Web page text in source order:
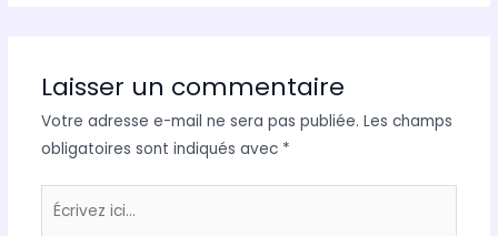
Laisser un commentaire
Votre adresse e-mail ne sera pas publiée. Les champs
obligatoires sont indiqués avec *
Écrivez